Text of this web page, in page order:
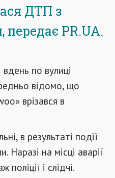
ДТП з
PR.UA.
вдень по вулиці
відомо, що
врізався в
в результаті події
на місці аварії
і слідчі.